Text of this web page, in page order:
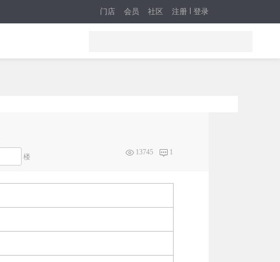
注册 登录
门店 会员 社区
楼
13745 1